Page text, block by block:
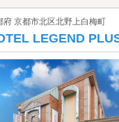
府 京都市北区北野上白梅町
LEGEND